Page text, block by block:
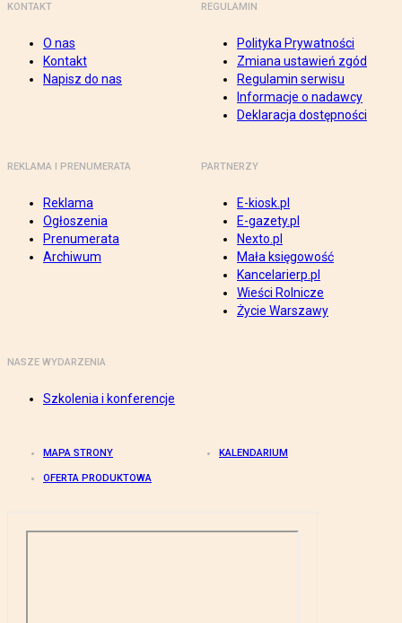
KONTAKT
O nas
Kontakt
Napisz do nas
REGULAMIN
Polityka Prywatności
Zmiana ustawień zgód
Regulamin serwisu
Informacje o nadawcy
Deklaracja dostępności
REKLAMA I PRENUMERATA
Reklama
Ogłoszenia
Prenumerata
Archiwum
PARTNERZY
E-kiosk.pl
E-gazety.pl
Nexto.pl
Mała księgowość
Kancelarierp.pl
Wieści Rolnicze
Życie Warszawy
NASZE WYDARZENIA
Szkolenia i konferencje
MAPA STRONY KALENDARIUM
OFERTA PRODUKTOWA